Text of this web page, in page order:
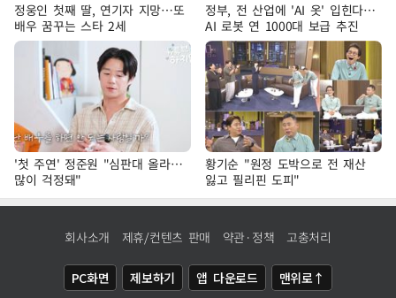
정웅인 첫째 딸, 연기자 지망…또
배우 꿈꾸는 스타 2세
정부, 전 산업에 'AI 옷' 입힌다…
AI 로봇 연 1000대 보급 추진
'첫 주연' 정준원 "심판대 올라…
많이 걱정돼"
황기순 "원정 도박으로 전 재산
잃고 필리핀 도피"
회사소개 제휴/컨텐츠 판매 약관·정책 고충처리
PC화면 제보하기 앱 다운로드 맨위로↑